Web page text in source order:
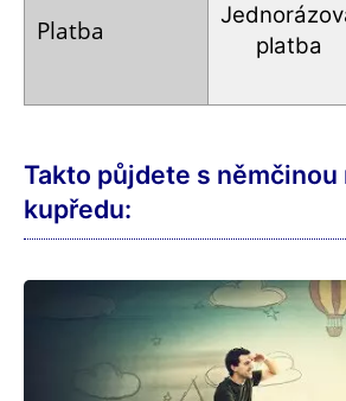
Platba
platba
Takto půjdete s němčinou
kupředu: